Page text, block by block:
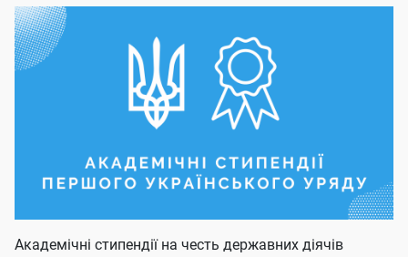
Академічні стипендії на честь державних діячів